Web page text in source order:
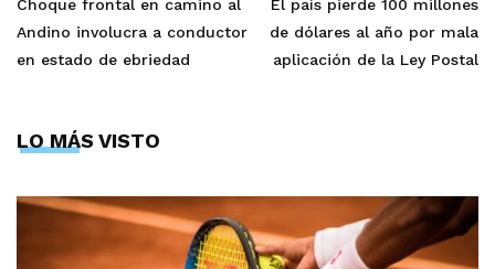
Choque frontal en camino al
Andino involucra a conductor
en estado de ebriedad
El país pierde 100 millones
de dólares al año por mala
aplicación de la Ley Postal
LO MÁS VISTO